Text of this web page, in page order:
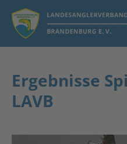
Ergebnisse
LAVB